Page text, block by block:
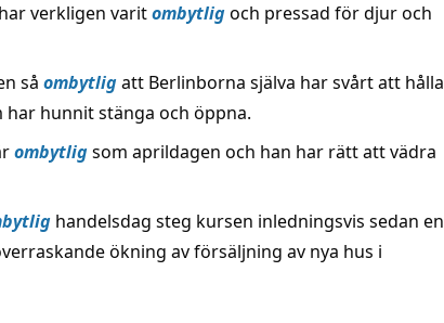
verkligen varitombytligoch pressad för djur och
så ombytligatt Berlinborna själva har svårt att hålla
har hunnit stänga och öppna.
ombytligsom aprildagen och han har rätt att vädra
handelsdag steg kursen inledningsvis sedan en
ökning av försäljning av nya hus i